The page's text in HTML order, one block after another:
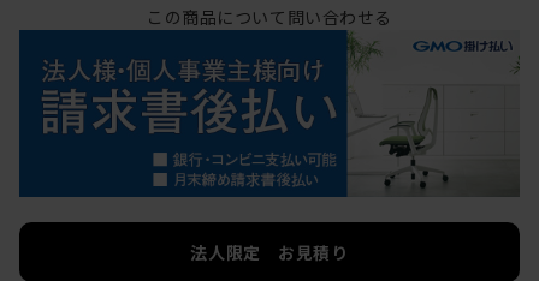
この商品について問い合わせる
法人限定 お見積り